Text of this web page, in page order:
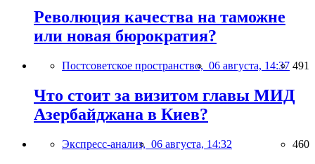
Революция качества на таможне
или новая бюрократия?
Постсоветское пространство, 06 августа, 14:37 491
Что стоит за визитом главы МИД
Азербайджана в Киев?
Экспресс-анализ, 06 августа, 14:32 460